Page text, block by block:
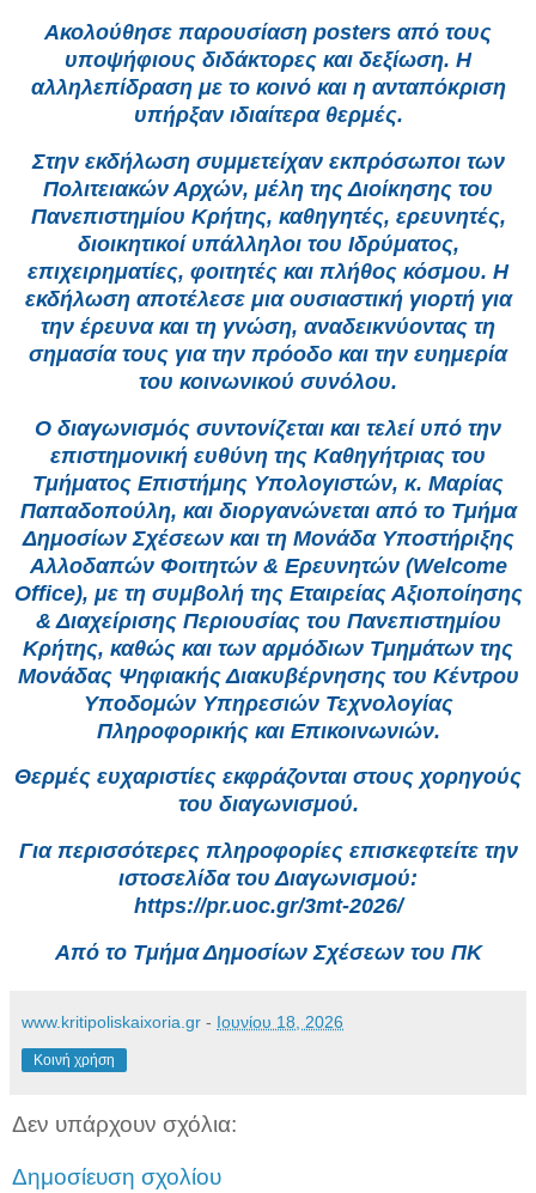
Ακολούθησε παρουσίαση posters από τους
υποψήφιους διδάκτορες και δεξίωση. Η
αλληλεπίδραση με το κοινό και η ανταπόκριση
υπήρξαν ιδιαίτερα θερμές.
Στην εκδήλωση συμμετείχαν εκπρόσωποι των
Πολιτειακών Αρχών, μέλη της Διοίκησης του
Πανεπιστημίου Κρήτης, καθηγητές, ερευνητές,
διοικητικοί υπάλληλοι του Ιδρύματος,
επιχειρηματίες, φοιτητές και πλήθος κόσμου. Η
εκδήλωση αποτέλεσε μια ουσιαστική γιορτή για
την έρευνα και τη γνώση, αναδεικνύοντας τη
σημασία τους για την πρόοδο και την ευημερία
του κοινωνικού συνόλου.
Ο διαγωνισμός συντονίζεται και τελεί υπό την
επιστημονική ευθύνη της Καθηγήτριας του
Τμήματος Επιστήμης Υπολογιστών, κ. Μαρίας
Παπαδοπούλη, και διοργανώνεται από το Τμήμα
Δημοσίων Σχέσεων και τη Μονάδα Υποστήριξης
Αλλοδαπών Φοιτητών & Ερευνητών (Welcome
Office), με τη συμβολή της Εταιρείας Αξιοποίησης
& Διαχείρισης Περιουσίας του Πανεπιστημίου
Κρήτης, καθώς και των αρμόδιων Τμημάτων της
Μονάδας Ψηφιακής Διακυβέρνησης του Κέντρου
Υποδομών Υπηρεσιών Τεχνολογίας
Πληροφορικής και Επικοινωνιών.
Θερμές ευχαριστίες εκφράζονται στους χορηγούς
του διαγωνισμού.
Για περισσότερες πληροφορίες επισκεφτείτε την
ιστοσελίδα του Διαγωνισμού:
https://pr.uoc.gr/3mt-2026/
Από το Τμήμα Δημοσίων Σχέσεων του ΠΚ
www.kritipoliskaixoria.gr - Ιουνίου 18, 2026
Κοινή χρήση
Δεν υπάρχουν σχόλια:
Δημοσίευση σχολίου